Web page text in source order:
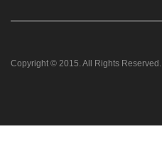
Copyright © 2015. All Rights Reserved.